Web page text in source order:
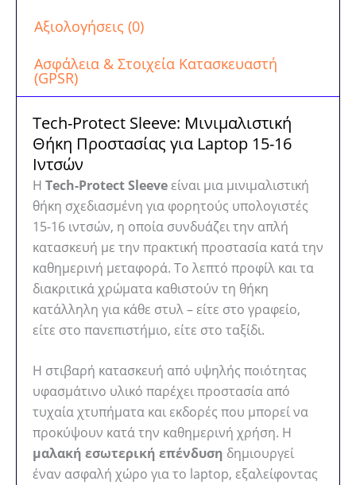
Αξιολογήσεις (0)
Ασφάλεια & Στοιχεία Κατασκευαστή
(GPSR)
Tech-Protect Sleeve: Μινιμαλιστική
Θήκη Προστασίας για Laptop 15-16
Ιντσών
Η Tech-Protect Sleeveείναι μια μινιμαλιστική
θήκη σχεδιασμένη για φορητούς υπολογιστές
15-16 ιντσών, η οποία συνδυάζει την απλή
κατασκευή με την πρακτική προστασία κατά την
καθημερινή μεταφορά. Το λεπτό προφίλ και τα
διακριτικά χρώματα καθιστούν τη θήκη
κατάλληλη για κάθε στυλ – είτε στο γραφείο,
είτε στο πανεπιστήμιο, είτε στο ταξίδι.
Η στιβαρή κατασκευή από υψηλής ποιότητας
υφασμάτινο υλικό παρέχει προστασία από
τυχαία χτυπήματα και εκδορές που μπορεί να
προκύψουν κατά την καθημερινή χρήση. Η
μαλακή εσωτερική επένδυση δημιουργεί
έναν ασφαλή χώρο για το laptop, εξαλείφοντας